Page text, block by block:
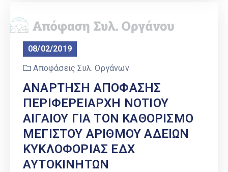
08/02/2019
Αποφάσεις Συλ. Οργάνων
ΑΝΑΡΤΗΣΗ ΑΠΟΦΑΣΗΣ
ΠΕΡΙΦΕΡΕΙΑΡΧΗ ΝΟΤΙΟΥ
ΑΙΓΑΙΟΥ ΓΙΑ ΤΟΝ ΚΑΘΟΡΙΣΜΟ
ΜΕΓΙΣΤΟΥ ΑΡΙΘΜΟΥ ΑΔΕΙΩΝ
ΚΥΚΛΟΦΟΡΙΑΣ ΕΔΧ
ΑΥΤΟΚΙΝΗΤΩΝ